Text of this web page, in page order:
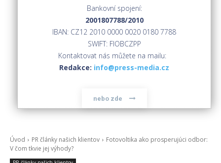
Bankovní spojení:
2001807788/2010
IBAN: CZ12 2010 0000 0020 0180 7788
SWIFT: FIOBCZPP
Kontaktovat nás můžete na mailu:
Redakce: info@press-media.cz
nebo zde